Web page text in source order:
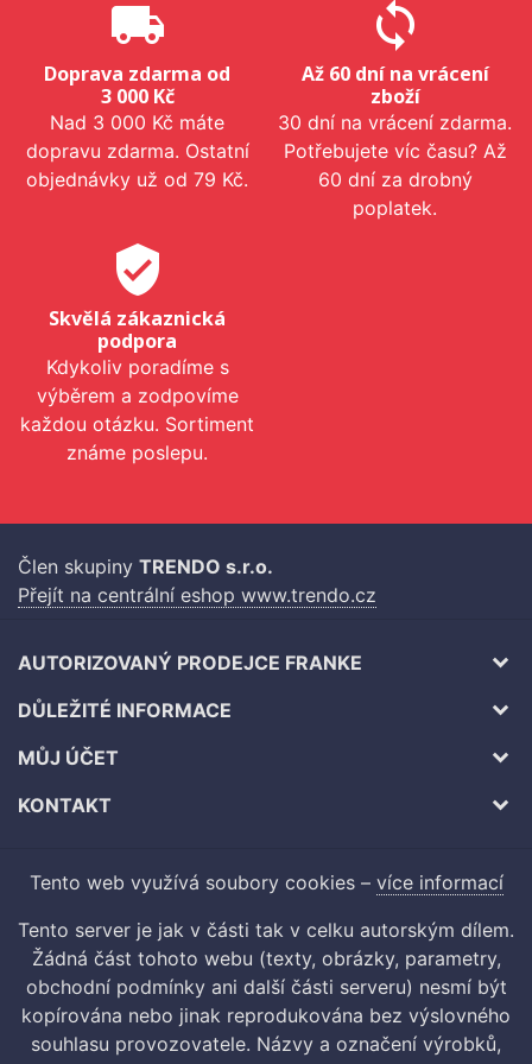
local_shipping
Doprava zdarma od
3 000 Kč
Nad 3 000 Kč máte
dopravu zdarma. Ostatní
objednávky už od 79 Kč.
sync
Až 60 dní na vrácení
zboží
30 dní na vrácení zdarma.
Potřebujete víc času? Až
60 dní za drobný
poplatek.
verified_user
Skvělá zákaznická
podpora
Kdykoliv poradíme s
výběrem a zodpovíme
každou otázku. Sortiment
známe poslepu.
Člen skupiny TRENDO s.r.o.
Přejít na centrální eshop www.trendo.cz
AUTORIZOVANÝ PRODEJCE FRANKE
DŮLEŽITÉ INFORMACE
MŮJ ÚČET
KONTAKT
Tento web využívá soubory cookies – více informací
Tento server je jak v části tak v celku autorským dílem.
Žádná část tohoto webu (texty, obrázky, parametry,
obchodní podmínky ani další části serveru) nesmí být
kopírována nebo jinak reprodukována bez výslovného
souhlasu provozovatele. Názvy a označení výrobků,